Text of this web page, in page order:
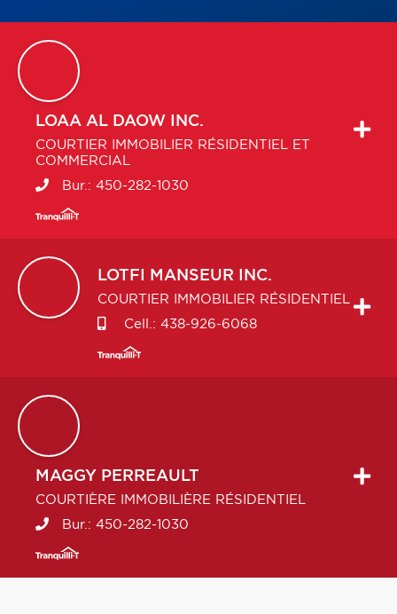
LOAA AL DAOW INC.
COURTIER IMMOBILIER RÉSIDENTIEL ET
COMMERCIAL
Bur.: 450-282-1030
LOTFI MANSEUR INC.
COURTIER IMMOBILIER RÉSIDENTIEL
Cell.: 438-926-6068
MAGGY PERREAULT
COURTIÈRE IMMOBILIÈRE RÉSIDENTIEL
Bur.: 450-282-1030